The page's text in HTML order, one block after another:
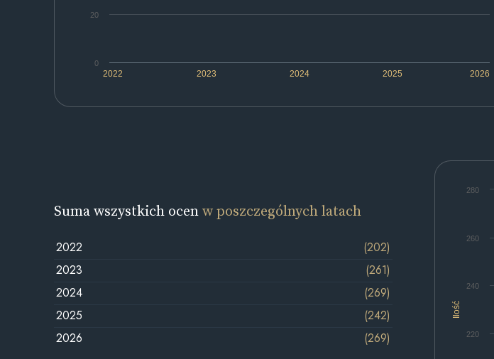
2022 2023 2024 2025 2026
0
20
Ilość
220
240
260
280
Suma wszystkich ocenw poszczególnych latach
2022
(202)
2023
(261)
2024
(269)
2025
(242)
2026
(269)